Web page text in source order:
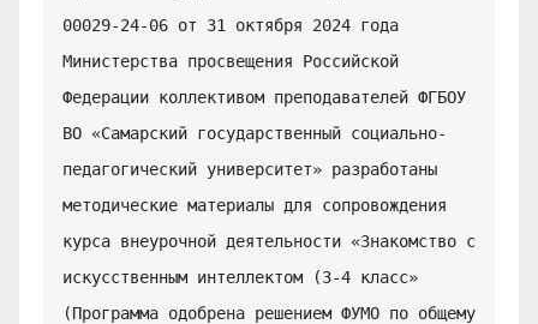
00029-24-06 от 31 октября 2024 года
Министерства просвещения Российской
Федерации коллективом преподавателей ФГБОУ
ВО «Самарский государственный социально-
педагогический университет» разработаны
методические материалы для сопровождения
курса внеурочной деятельности «Знакомство с
искусственным интеллектом (3-4 класс»
(Программа одобрена решением ФУМО по общему